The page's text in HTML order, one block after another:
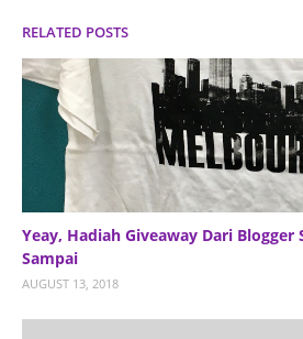
RELATED POSTS
Yeay, Hadiah Giveaway Dari Blogger
Sampai
AUGUST 13, 2018